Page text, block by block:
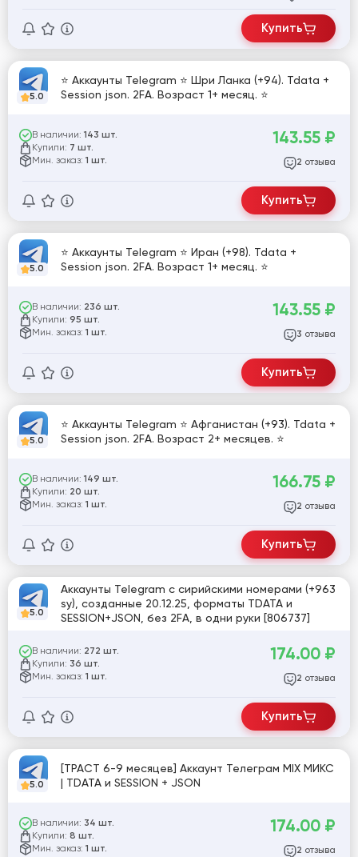
Купить
5.0
⭐ Аккаунты Telegram ⭐ Шри Ланка (+94). Tdata +
Session json. 2FA. Возраст 1+ месяц. ⭐
В наличии: 143 шт.
Купили: 7 шт.
Мин. заказ: 1 шт.
143.55 ₽
2 отзыва
Купить
5.0
⭐ Аккаунты Telegram ⭐ Иран (+98). Tdata +
Session json. 2FA. Возраст 1+ месяц. ⭐
В наличии: 236 шт.
Купили: 95 шт.
Мин. заказ: 1 шт.
143.55 ₽
3 отзыва
Купить
5.0
⭐ Аккаунты Telegram ⭐ Афганистан (+93). Tdata +
Session json. 2FA. Возраст 2+ месяцев. ⭐
В наличии: 149 шт.
Купили: 20 шт.
Мин. заказ: 1 шт.
166.75 ₽
2 отзыва
Купить
5.0
Аккаунты Telegram с сирийскими номерами (+963
sy), созданные 20.12.25, форматы TDATA и
SESSION+JSON, без 2FA, в одни руки [806737]
В наличии: 272 шт.
Купили: 36 шт.
Мин. заказ: 1 шт.
174.00 ₽
2 отзыва
Купить
5.0
[ТРАСТ 6-9 месяцев] Аккаунт Телеграм MIX МИКС
| TDATA и SESSION + JSON
В наличии: 34 шт.
Купили: 8 шт.
Мин. заказ: 1 шт.
174.00 ₽
2 отзыва